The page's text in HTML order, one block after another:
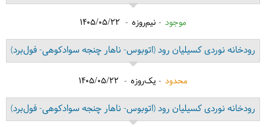
موجود نیم‌روزه 1405/05/22
رودخانه نوردی کسیلیان رود(اتوبوس- ناهار چنجه سوادکوهی- فول‌برد)
محدود یک‌روزه 1405/05/22
رودخانه نوردی کسیلیان رود(اتوبوس- ناهار چنجه سوادکوهی- فول‌برد)